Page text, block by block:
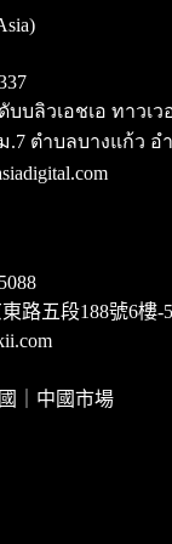
ดับบลิวเอชเอ ทาว
ตำบลบางแก้ว อ
路五段188號6樓-5
｜中國市場